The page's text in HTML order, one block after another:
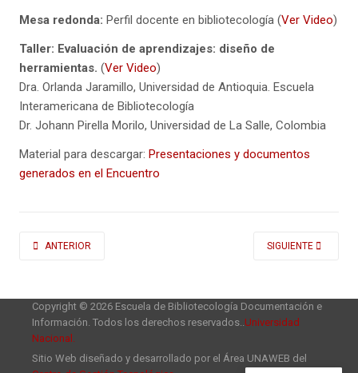
Mesa redonda: Perfil docente en bibliotecología (Ver Video)
Taller: Evaluación de aprendizajes: diseño de
herramientas. (Ver Video)
Dra. Orlanda Jaramillo, Universidad de Antioquia. Escuela
Interamericana de Bibliotecología
Dr. Johann Pirella Morilo, Universidad de La Salle, Colombia
Material para descargar: Presentaciones y documentos
generados en el Encuentro
ARTÍCULO ANTERIOR: ENCUENTRO ACADÉMICO: “LOS DESAFÍOS EN LA
ANTERIOR ARTÍCULO
SIGUIENTE
Copyright © 2026 Escuela de Bibliotecología Documentación e
Información. Todos los derechos reservados..Universidad
Nacional.
Sitio Web diseñado y desarrollado por el Área UNAWEB del